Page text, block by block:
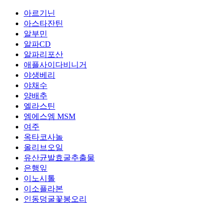
아르기닌
아스타잔틴
알부민
알파CD
알파리포산
애플사이다비니거
야생베리
야채수
양배추
엘라스틴
엠에스엠 MSM
여주
옥타코사놀
올리브오일
유산균발효굴추출물
은행잎
이노시톨
이소플라본
인동덩굴꽃봉오리